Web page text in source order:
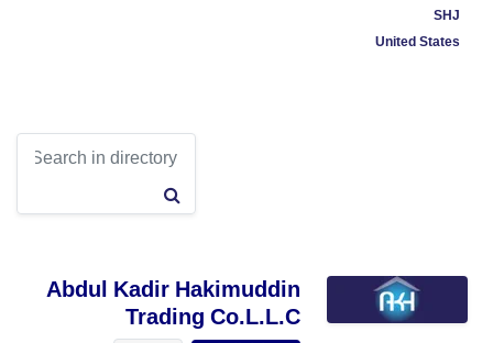
SHJ
United States
Abdul Kadir Hakimuddin
Trading Co.L.L.C